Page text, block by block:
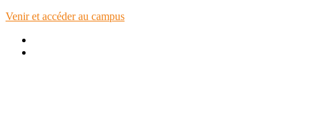
Venir et accéder au campus